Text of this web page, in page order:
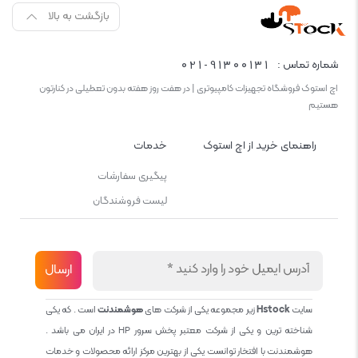
بازگشت به بالا
شماره تماس : 021-91300131
اچ استوک فروشگاه تجهیزات کامپیوتری | در هفت روز هفته بدون تعطیلی در کنارتون
هستیم
راهنمای خرید از اچ استوک خدمات
پیگیری سفارشات
لیست فروشندگان
سایتHstockزیر مجموعه یکی از شرکت هایهوشمندنتاست . که یکی
شناخته ترین و یکی از شرکت معتبر پخش سرور HP در ایران می باشد .
هوشمندنت با افتخار توانست یکی از بهترین مرکز ارائه محصولات و خدمات